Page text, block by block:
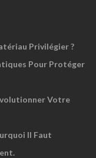
Privilégier ?
Pour Protéger
Votre
Il Faut